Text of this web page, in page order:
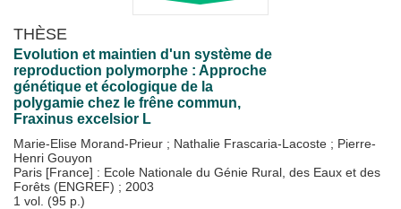
THÈSE
Evolution et maintien d'un système de
reproduction polymorphe : Approche
génétique et écologique de la
polygamie chez le frêne commun,
Fraxinus excelsior L
Marie-Elise Morand-Prieur ; Nathalie Frascaria-Lacoste ; Pierre-
Henri Gouyon
Paris [France] : Ecole Nationale du Génie Rural, des Eaux et des
Forêts (ENGREF) ; 2003
1 vol. (95 p.)